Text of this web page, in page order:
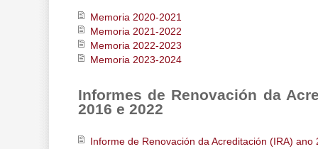
Memoria 2020-2021
Memoria 2021-2022
Memoria 2022-2023
Memoria 2023-2024
Informes de Renovación da
2016 e 2022
Informe de Renovación da Acreditación (IRA) ano